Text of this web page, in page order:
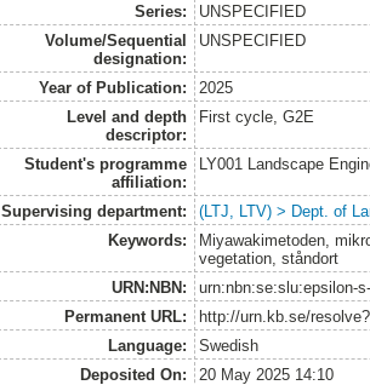
Series:
UNSPECIFIED
Volume/Sequential
designation:
UNSPECIFIED
Year of Publication:
2025
Level and depth
descriptor:
First cycle, G2E
Student's programme
affiliation:
LY001 Landscape
Supervising department:
(LTJ, LTV) > Dept. of
Keywords:
Miyawakimetoden,
vegetation, ståndort
URN:NBN:
urn:nbn:se:slu:epsilon-
Permanent URL:
http://urn.kb.se/
Language:
Swedish
Deposited On:
20 May 2025 14:10